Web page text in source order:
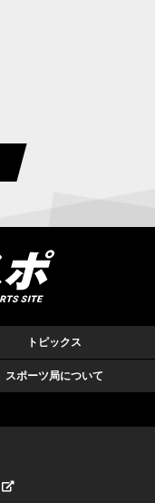
トピックス
スポーツ局について